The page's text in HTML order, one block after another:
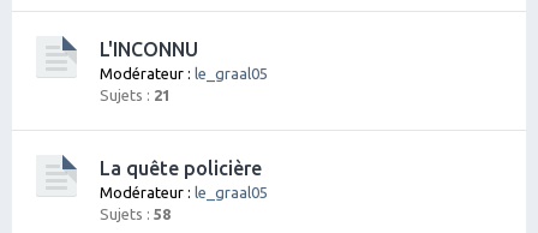
L'INCONNU
Modérateur : le_graal05
Sujets : 21
La quête policière
Modérateur : le_graal05
Sujets : 58